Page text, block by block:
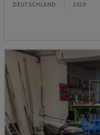
DEUTSCHLAND 2019